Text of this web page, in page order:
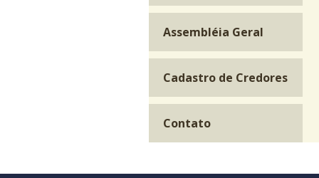
Assembléia Geral
Cadastro de Credores
Contato